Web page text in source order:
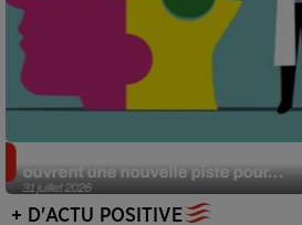
31 juillet 2026
ouvrent une nouvelle piste pour...
+ D'ACTU POSITIVE